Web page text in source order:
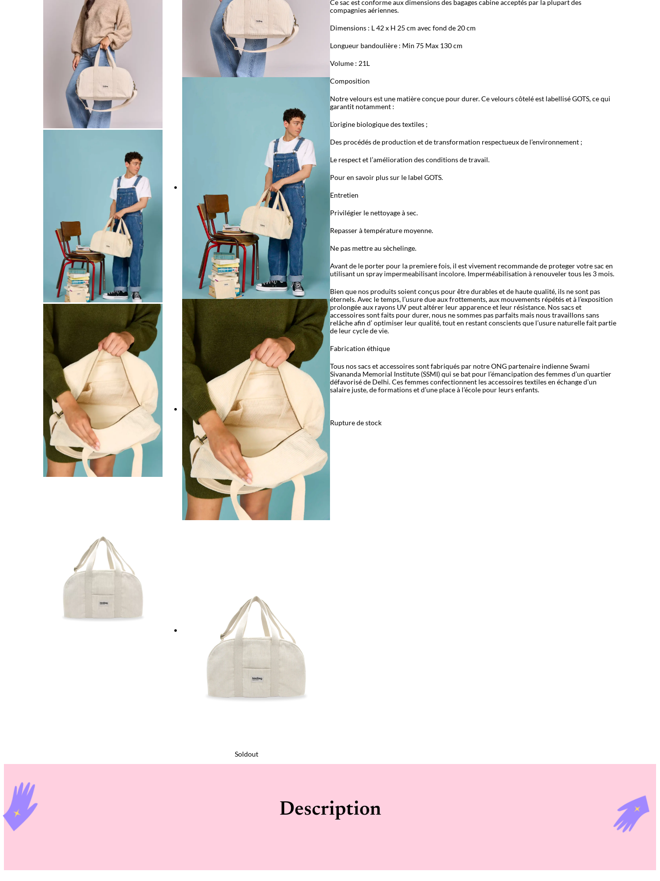
Soldout
Ce sac est conforme aux dimensions des bagages cabine acceptés par la plupart des
compagnies aériennes.
Dimensions : L 42 x H 25 cm avec fond de 20 cm
Longueur bandoulière : Min 75 Max 130 cm
Volume : 21L
Composition
Notre velours est une matière conçue pour durer. Ce velours côtelé est labellisé GOTS, ce qui
garantit notamment :
L’origine biologique des textiles ;
Des procédés de production et de transformation respectueux de l’environnement ;
Le respect et l’amélioration des conditions de travail.
Pour en savoir plus sur le label GOTS.
Entretien
Privilégier le nettoyage à sec.
Repasser à température moyenne.
Ne pas mettre au sèchelinge.
Avant de le porter pour la premiere fois, il est vivement recommande de proteger votre sac en
utilisant un spray impermeabilisant incolore. Imperméabilisation à renouveler tous les 3 mois.
Bien que nos produits soient conçus pour être durables et de haute qualité, ils ne sont pas
éternels. Avec le temps, l’usure due aux frottements, aux mouvements répétés et à l’exposition
prolongée aux rayons UV peut altérer leur apparence et leur résistance. Nos sacs et
accessoires sont faits pour durer, nous ne sommes pas parfaits mais nous travaillons sans
relâche afin d’optimiser leur qualité, tout en restant conscients que l’usure naturelle fait partie
de leur cycle de vie.
Fabrication éthique
Tous nos sacs et accessoires sont fabriqués par notre ONG partenaire indienne Swami
Sivananda Memorial Institute (SSMI) qui se bat pour l’émancipation des femmes d’un quartier
défavorisé de Delhi. Ces femmes confectionnent les accessoires textiles en échange d’un
salaire juste, de formations et d’une place à l’école pour leurs enfants.
Rupture de stock
Description